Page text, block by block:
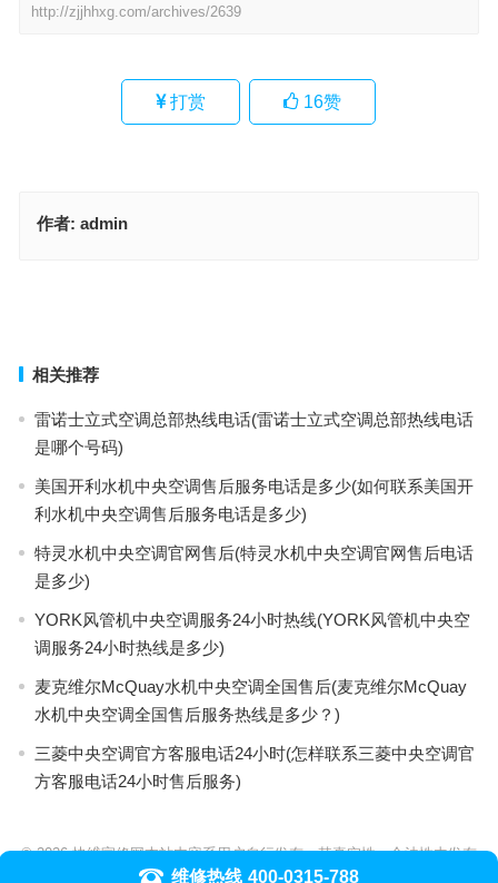
http://zjjhhxg.com/archives/2639
打赏 16赞
作者: admin
相关推荐
雷诺士立式空调总部热线电话(雷诺士立式空调总部热线电话
是哪个号码)
美国开利水机中央空调售后服务电话是多少(如何联系美国开
利水机中央空调售后服务电话是多少)
特灵水机中央空调官网售后(特灵水机中央空调官网售后电话
是多少)
YORK风管机中央空调服务24小时热线(YORK风管机中央空
调服务24小时热线是多少)
麦克维尔McQuay水机中央空调全国售后(麦克维尔McQuay
水机中央空调全国售后服务热线是多少？)
三菱中央空调官方客服电话24小时(怎样联系三菱中央空调官
方客服电话24小时售后服务)
© 2026快维家修网本站内容系用户自行发布，其真实性、合法性由发布
维修热线 400-0315-788